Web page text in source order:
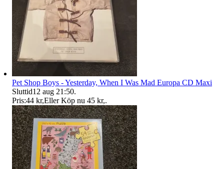
Pet Shop Boys - Yesterday, When I Was Mad Europa CD Maxi
Sluttid12 aug 21:50.
Pris:44 kr,Eller Köp nu 45 kr,.